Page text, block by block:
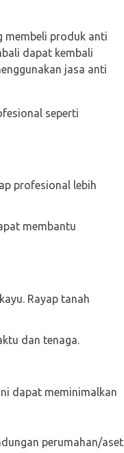
membeli produk anti
dapat kembali
jasa anti
seperti
profesional lebih
membantu
Rayap tanah
dan tenaga.
dapat meminimalkan
perumahan/aset